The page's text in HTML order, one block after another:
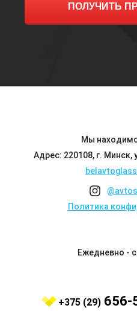
ПОЛУЧИТЬ
Мы
Адрес: 220108, г. Минск,
Политика
Ежедневно -
+375 (29) 656-